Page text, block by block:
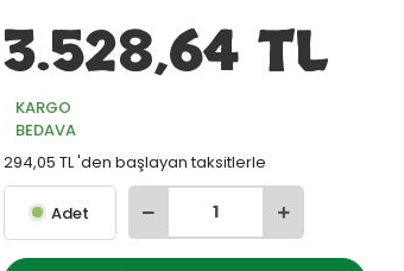
3.528,64 TL
KARGO
BEDAVA
294,05 TL 'den başlayan taksitlerle
Adet